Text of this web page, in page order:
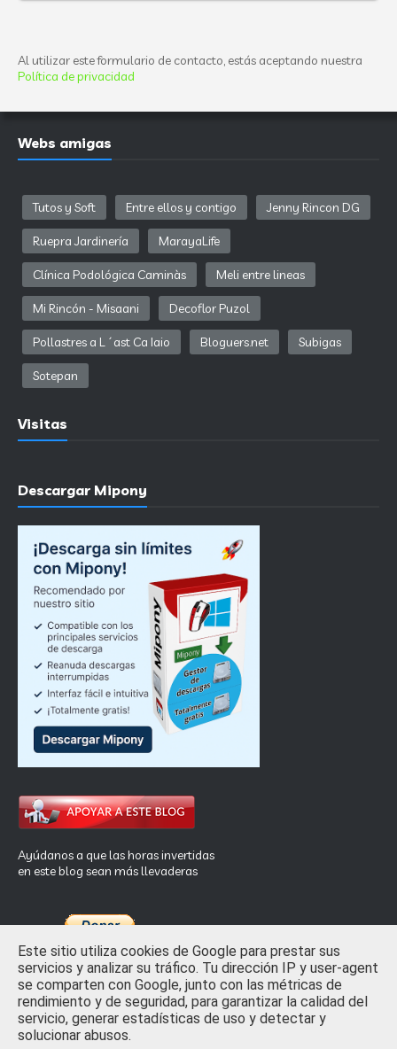
Al utilizar este formulario de contacto, estás aceptando nuestra
Política de privacidad
Webs amigas
Tutos y Soft Entre ellos y contigo Jenny Rincon DG
Ruepra Jardinería MarayaLife
Clínica Podológica Caminàs Meli entre lineas
Mi Rincón - Misaani Decoflor Puzol
Pollastres a L´ast Ca Iaio Bloguers.net Subigas
Sotepan
Visitas
Descargar Mipony
Ayúdanos a que las horas invertidas
en este blog sean más llevaderas
Inicio Privacidad y Ley de Cookies
Contactar
Crafted with
by
Este sitio utiliza cookies de Google para prestar sus
servicios y analizar su tráfico. Tu dirección IP y user-agent
se comparten con Google, junto con las métricas de
rendimiento y de seguridad, para garantizar la calidad del
servicio, generar estadísticas de uso y detectar y
solucionar abusos.